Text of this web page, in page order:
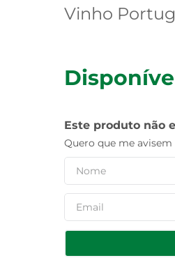
Vinho
Este produto não
Quero que me